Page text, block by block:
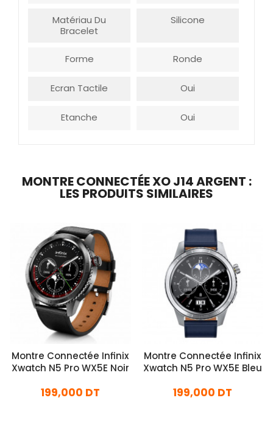
Matériau Du
Bracelet
Silicone
Forme Ronde
Ecran Tactile Oui
Etanche Oui
MONTRE CONNECTÉE XO J14 ARGENT :
LES PRODUITS SIMILAIRES
Montre Connectée Infinix
Xwatch N5 Pro WX5E Noir
199,000 DT
Montre Connectée Infinix
Xwatch N5 Pro WX5E Bleu
199,000 DT